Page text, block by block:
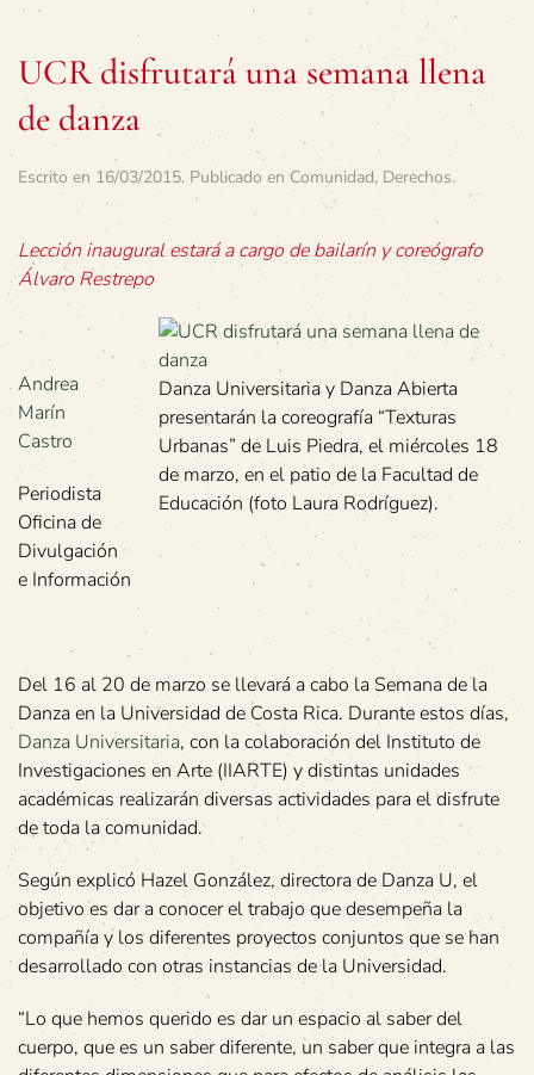
UCR disfrutará una semana llena
de danza
Escrito en 16/03/2015. Publicado en Comunidad, Derechos.
Lección inaugural estará a cargo de bailarín y coreógrafo
Álvaro Restrepo
Danza Universitaria y Danza Abierta
presentarán la coreografía “Texturas
Urbanas” de Luis Piedra, el miércoles 18
de marzo, en el patio de la Facultad de
Educación (foto Laura Rodríguez).
Andrea
Marín
Castro
Periodista
Oficina de
Divulgación
e Información
Del 16 al 20 de marzo se llevará a cabo la Semana de la
Danza en la Universidad de Costa Rica. Durante estos días,
Danza Universitaria, con la colaboración del Instituto de
Investigaciones en Arte (IIARTE) y distintas unidades
académicas realizarán diversas actividades para el disfrute
de toda la comunidad.
Según explicó Hazel González, directora de Danza U, el
objetivo es dar a conocer el trabajo que desempeña la
compañía y los diferentes proyectos conjuntos que se han
desarrollado con otras instancias de la Universidad.
“Lo que hemos querido es dar un espacio al saber del
cuerpo, que es un saber diferente, un saber que integra a las